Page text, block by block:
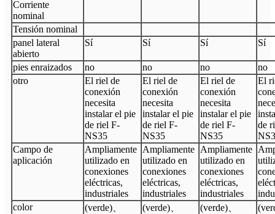
Corriente
nominal
Tensión nominal
panel lateral
abierto
Sí Sí Sí Sí
pies enraizados no no no
no
otro
El riel de
conexión
necesita
instalar el pie
de riel F-
NS35
El riel de
conexión
necesita
instalar el pie
de riel F-
NS35
El riel de
conexión
necesita
instalar el pie
de riel F-
NS35
El
de
Campo de
aplicación
Ampliamente
utilizado en
conexiones
eléctricas,
industriales
Ampliamente
utilizado en
conexiones
eléctricas,
industriales
Ampliamente
utilizado en
conexiones
eléctricas,
industriales
color
(verde) (verde) (verde)